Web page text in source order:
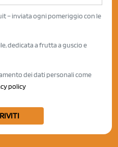
– inviata ogni pomeriggio con le
dedicata a frutta a guscio e
dei dati personali come
policy